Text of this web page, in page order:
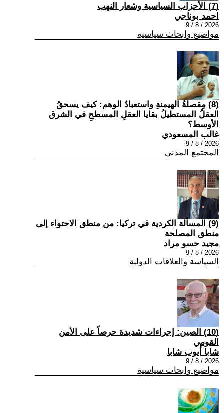
(7) الأحزاب السياسية وشعار النهب
احمد بوناجي
2026 / 8 / 9
مواضيع وابحاث سياسية
(8) مِقصلةُ الهيمنةِ واستعبادُ الوهم: كيف يسحقُ
العقلُ المستطيلُ بقايا العقلِ المسطحِ في الشرق
الأوسط؟
غالب المسعودي
2026 / 8 / 9
المجتمع المدني
(9) المسألة الكردية في تركيا: من منطق الاحتواء إلى
منطق المصلحة
مجيد حسو مراد
2026 / 8 / 9
السياسة والعلاقات الدولية
(10) الصين: إجراءات شديدة حرصاً على الأمن
القومي
شابا أيوب شابا
2026 / 8 / 9
مواضيع وابحاث سياسية